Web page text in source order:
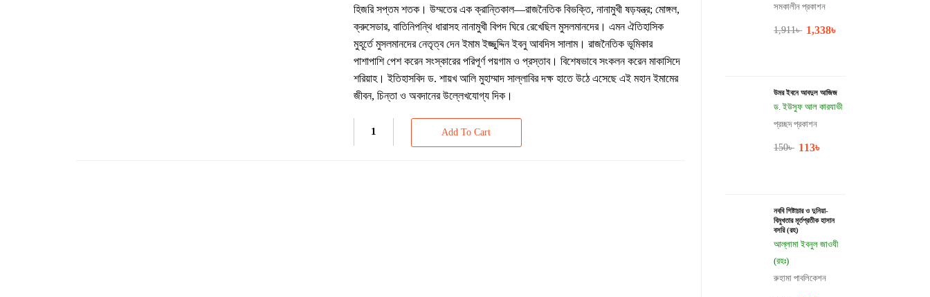
সমকালীন প্রকাশন
1,911৳ 1,338৳
উমর ইবনে আবদুল আজিজ
ড. ইউসুফ আল কারযাভী
প্রচ্ছদ প্রকাশন
150৳ 113৳
নববি শিষ্টাচার ও দুনিয়া-
বিমুখতার মূর্তপ্রতীক হাসান
বসরি (রহ)
আল্লামা ইবনুল জাওযী
(রহঃ)
রুহামা পাবলিকেশন
হিজরি সপ্তম শতক। উম্মতের এক ক্রান্তিকাল—রাজনৈতিক বিভক্তি, নানামুখী ষড়যন্ত্র; মোঙ্গল,
ক্রুসেডার, বাতিনিপন্থি ধারাসহ নানামুখী বিপদ ঘিরে রেখেছিল মুসলমানদের। এমন ঐতিহাসিক
মুহূর্তে মুসলমানদের নেতৃত্ব দেন ইমাম ইজ্জুদ্দিন ইবনু আবদিস সালাম। রাজনৈতিক ভূমিকার
পাশাপাশি পেশ করেন সংস্কারের পরিপূর্ণ পয়গাম ও প্রস্তাব। বিশেষভাবে সংকলন করেন মাকাসিদে
শরিয়াহ। ইতিহাসবিদ ড. শায়খ আলি মুহাম্মাদ সাল্লাবির দক্ষ হাতে উঠে এসেছে এই মহান ইমামের
জীবন, চিন্তা ও অবদানের উল্লেখযোগ্য দিক।
Add To Cart